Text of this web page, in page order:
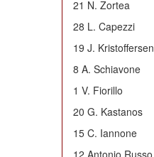
21 N. Zortea
28 L. Capezzi
19 J. Kristoffersen
8 A. Schiavone
1 V. Fiorillo
20 G. Kastanos
15 C. Iannone